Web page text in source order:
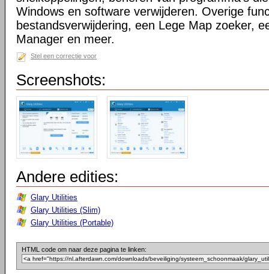
Windows en software verwijderen. Overige
bestandsverwijdering, een Lege Map zoeker,
Manager en meer.
Stel een correctie voor
Screenshots:
Andere edities:
Glary Utilities
Glary Utilities (Slim)
Glary Utilities (Portable)
HTML code om naar deze pagina te linken: